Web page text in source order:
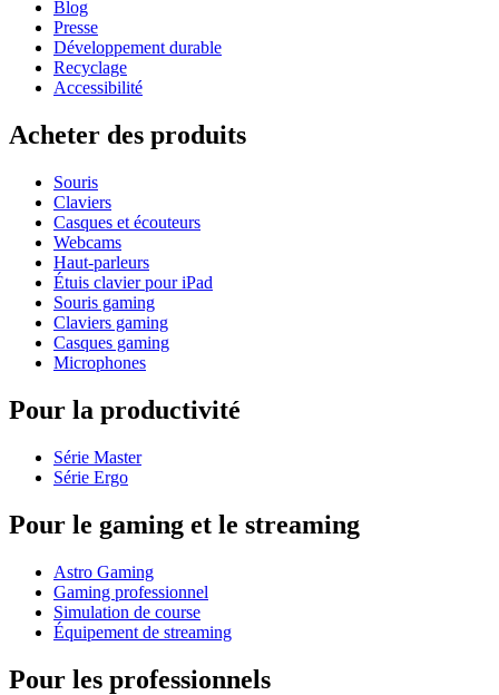
Blog
Presse
Développement durable
Recyclage
Accessibilité
Acheter des produits
Souris
Claviers
Casques et écouteurs
Webcams
Haut-parleurs
Étuis clavier pour iPad
Souris gaming
Claviers gaming
Casques gaming
Microphones
Pour la productivité
Série Master
Série Ergo
Pour le gaming et le streaming
Astro Gaming
Gaming professionnel
Simulation de course
Équipement de streaming
Pour les professionnels